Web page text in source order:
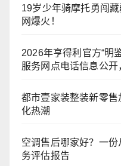
19岁少年骑摩托勇闯
网爆火！
2026年亨得利官方“明
服务网点电话信息公
都市壹家装整装新零
化热潮
空调售后哪家好？一
务评估报告